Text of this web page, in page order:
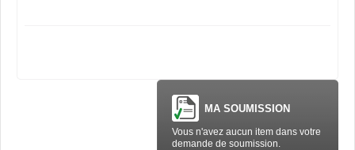
MA SOUMISSION
Vous n'avez aucun item dans votre
demande de soumission.